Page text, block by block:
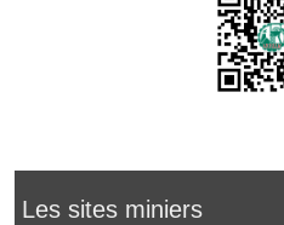
Les sites miniers